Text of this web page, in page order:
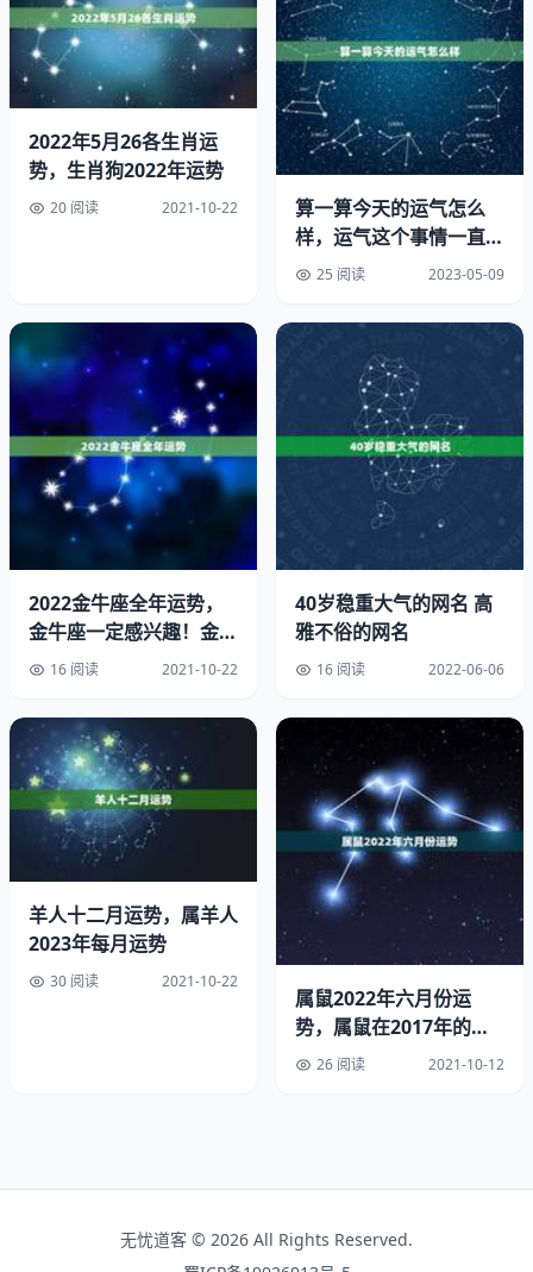
时候的属牛人懵懂年轻，他们对待感情非常憧憬，在一段感
情当中，属牛人付出了很多，也一直希望感情能够按照自己
的想法进行下去，然而由于太年轻，心智不够成熟，也不够
包容体贴，他们与恋人时常因为琐事发生矛盾，尽管彼此是
很相爱的，但是他们之间总是很难和睦相处，最后双方身心
疲惫，以分手告终。
婚后的属牛男对待伴侣是非常好的，他们会把所有最好的东
西都风险给对方，把对方当成生命中最重要的人来对待。
1985年的属牛男平时是很有上进心的，他们为了给妻子和
家人更好的生活，哪怕再辛苦都不会有怨言。属牛人的脾气
是比较倔强的，只要是自己的认定的事情，别人很难会让他
们改变。因为性格的原因，属牛人与伴侣之间会发生一些争
执和矛盾，长久的累积，让他们的夫妻感情受到很大影响，
他们的关系在中年左右会出现很大的问题。由于属牛人经常
忙于工作，忽视了对家人的照顾，他们的伴侣会心生埋怨，
时常会因为家庭琐事产生争吵，甚至会大打出手，给家庭带
来了很严重的影响。
1985属牛女的一生婚姻状况如何
迅速结婚
婚，她们当时就是太过于冲动，觉得遇到了生命当中对的
人，就想要赶紧步入婚姻的殿堂，一开始她们的确是非常幸
福的，每天都过得十分的甜蜜，根本就不会去考虑未来怎么
样，更不可能去想会遇到的问题。
发生变故
1985属牛女在婚姻进行到某一个阶段的时候会发生变故，
这变故可能是有很多原因带来的，其中可能是婚姻双方的某
一方变心了，想要结束这一段婚姻，也有可能是来自外界的
压力，亦或是一些现实无法抵挡的因素，这一段婚姻可能没
些坎坷，可能会被异性欺骗，也可能会经历一段时间的甜
蜜，也会突然间就跌入谷底，开始不相信所有的爱情，对于
他人的示好都直接拒绝，有的时候甚至想要自己孤孤单单的
2022年5月26各生肖运
势，生肖狗2022年运势
20 阅读 2021-10-22
算一算今天的运气怎么
样，运气这个事情一直都
是人们津津乐道的话题
25 阅读 2023-05-09
2022金牛座全年运势，
金牛座一定感兴趣！金牛
座2021年的星座运势如
16 阅读 2021-10-22
40岁稳重大气的网名 高
雅不俗的网名
16 阅读 2022-06-06
羊人十二月运势，属羊人
2023年每月运势
30 阅读 2021-10-22
属鼠2022年六月份运
势，属鼠在2017年的运
势 26 阅读 2021-10-12
无忧道客 © 2026 All Rights Reserved.